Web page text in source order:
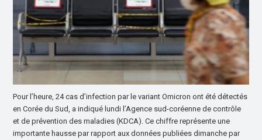
Pour l’heure, 24 cas d’infection par le variant Omicron ont été détectés
en Corée du Sud, a indiqué lundi l’Agence sud-coréenne de contrôle
et de prévention des maladies (KDCA). Ce chiffre représente une
importante hausse par rapport aux données publiées dimanche par